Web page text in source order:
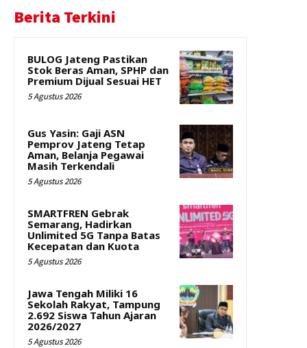
Berita Terkini
BULOG Jateng Pastikan
Stok Beras Aman, SPHP dan
Premium Dijual Sesuai HET
5 Agustus 2026
Gus Yasin: Gaji ASN
Pemprov Jateng Tetap
Aman, Belanja Pegawai
Masih Terkendali
5 Agustus 2026
SMARTFREN Gebrak
Semarang, Hadirkan
Unlimited 5G Tanpa Batas
Kecepatan dan Kuota
5 Agustus 2026
Jawa Tengah Miliki 16
Sekolah Rakyat, Tampung
2.692 Siswa Tahun Ajaran
2026/2027
5 Agustus 2026